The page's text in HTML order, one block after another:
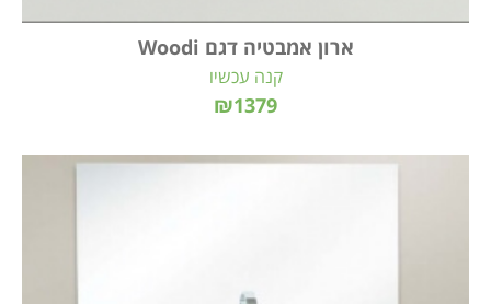
ארון אמבטיה דגם Woodi
₪1379
קנה עכשיו